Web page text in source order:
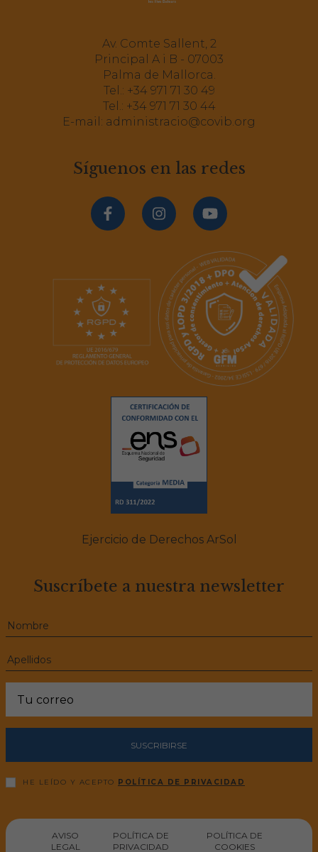
Av. Comte Sallent, 2
Principal A i B - 07003
Palma de Mallorca.
Tel.: +34 971 71 30 49
Tel.: +34 971 71 30 44
E-mail: administracio@covib.org
Síguenos en las redes
Ejercicio de Derechos ArSol
Suscríbete a nuestra newsletter
SUSCRIBIRSE
HE LEÍDO Y ACEPTO POLÍTICA DE PRIVACIDAD
AVISO
LEGAL
POLÍTICA DE
PRIVACIDAD
POLÍTICA DE
COOKIES